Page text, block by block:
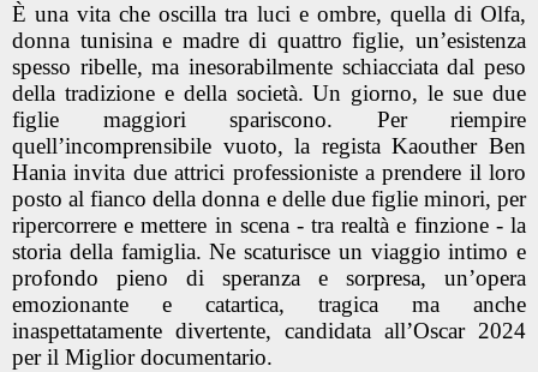
È una vita che oscilla tra luci e ombre, quella di Olfa,
donna tunisina e madre di quattro figlie, un’esistenza
spesso ribelle, ma inesorabilmente schiacciata dal peso
della tradizione e della società. Un giorno, le sue due
figlie maggiori spariscono. Per riempire
quell’incomprensibile vuoto, la regista Kaouther Ben
Hania invita due attrici professioniste a prendere il loro
posto al fianco della donna e delle due figlie minori, per
ripercorrere e mettere in scena - tra realtà e finzione - la
storia della famiglia. Ne scaturisce un viaggio intimo e
profondo pieno di speranza e sorpresa, un’opera
emozionante e catartica, tragica ma anche
inaspettatamente divertente, candidata all’Oscar 2024
per il Miglior documentario.